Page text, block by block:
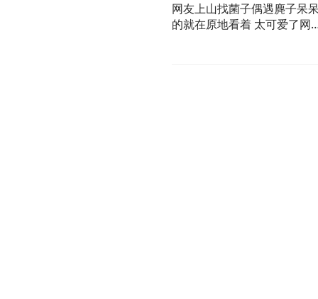
网友上山找菌子偶遇麂子呆
的就在原地看着 太可爱了网